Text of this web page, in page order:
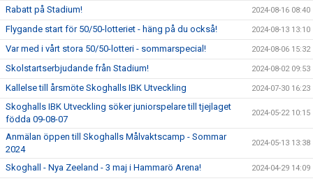
Rabatt på Stadium! 2024-08-16 08:40
Flygande start för 50/50-lotteriet - häng på du också! 2024-08-13 13:10
Var med i vårt stora 50/50-lotteri - sommarspecial! 2024-08-06 15:32
Skolstartserbjudande från Stadium! 2024-08-02 09:53
Kallelse till årsmöte Skoghalls IBK Utveckling 2024-07-30 16:23
Skoghalls IBK Utveckling söker juniorspelare till tjejlaget
födda 09-08-07
2024-05-22 10:15
Anmälan öppen till Skoghalls Målvaktscamp - Sommar
2024
2024-05-13 13:38
Skoghall - Nya Zeeland - 3 maj i Hammarö Arena! 2024-04-29 14:09